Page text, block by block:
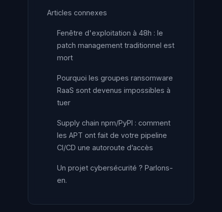
Articles connexes
Fenêtre d'exploitation à 48h : le
patch management traditionnel est
mort
Pourquoi les groupes ransomware
RaaS sont devenus impossibles à
tuer
Supply chain npm/PyPI : comment
les APT ont fait de votre pipeline
CI/CD une autoroute d’accès
Un projet cybersécurité ? Parlons-
en.